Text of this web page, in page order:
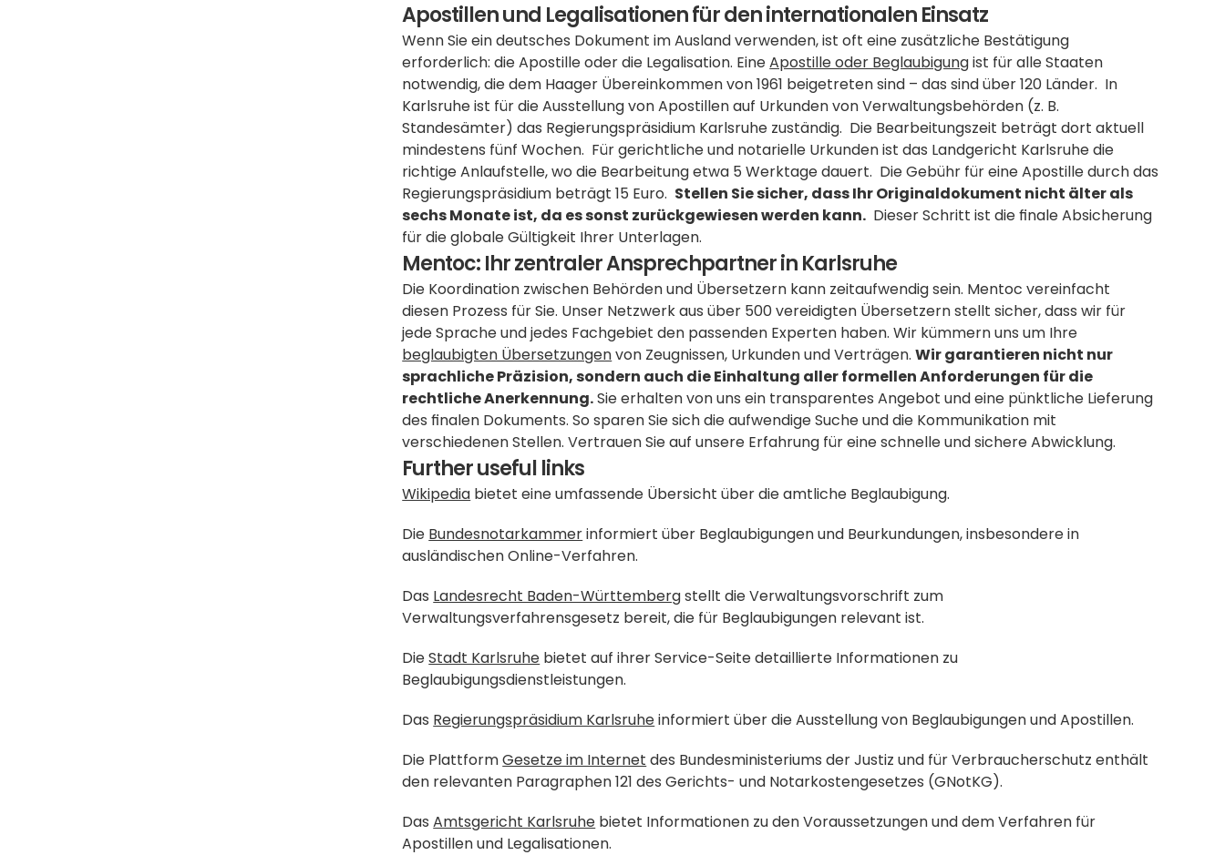
Apostillen und Legalisationen für den internationalen Einsatz
Wenn Sie ein deutsches Dokument im Ausland verwenden, ist oft eine zusätzliche Bestätigung
erforderlich: die Apostille oder die Legalisation. Eine Apostille oder Beglaubigung ist für alle Staaten
notwendig, die dem Haager Übereinkommen von 1961 beigetreten sind – das sind über 120 Länder.  In
Karlsruhe ist für die Ausstellung von Apostillen auf Urkunden von Verwaltungsbehörden (z. B.
Standesämter) das Regierungspräsidium Karlsruhe zuständig.  Die Bearbeitungszeit beträgt dort aktuell
mindestens fünf Wochen.  Für gerichtliche und notarielle Urkunden ist das Landgericht Karlsruhe die
richtige Anlaufstelle, wo die Bearbeitung etwa 5 Werktage dauert.  Die Gebühr für eine Apostille durch das
Regierungspräsidium beträgt 15 Euro. Stellen Sie sicher, dass Ihr Originaldokument nicht älter als
sechs Monate ist, da es sonst zurückgewiesen werden kann.
  Dieser Schritt ist die finale Absicherung
für die globale Gültigkeit Ihrer Unterlagen.
Mentoc: Ihr zentraler Ansprechpartner in Karlsruhe
Die Koordination zwischen Behörden und Übersetzern kann zeitaufwendig sein. Mentoc vereinfacht
diesen Prozess für Sie. Unser Netzwerk aus über 500 vereidigten Übersetzern stellt sicher, dass wir für
beglaubigten Übersetzungen von Zeugnissen, Urkunden und Verträgen. Wir garantieren nicht nur
sprachliche Präzision, sondern auch die Einhaltung aller formellen Anforderungen für die
rechtliche Anerkennung. Sie erhalten von uns ein transparentes Angebot und eine pünktliche Lieferung
des finalen Dokuments. So sparen Sie sich die aufwendige Suche und die Kommunikation mit
verschiedenen Stellen. Vertrauen Sie auf unsere Erfahrung für eine schnelle und sichere Abwicklung.
Further useful links
Wikipedia bietet eine umfassende Übersicht über die amtliche Beglaubigung.
Die Bundesnotarkammer informiert über Beglaubigungen und Beurkundungen, insbesondere in
ausländischen Online-Verfahren.
Das Landesrecht Baden-Württemberg stellt die Verwaltungsvorschrift zum
Verwaltungsverfahrensgesetz bereit, die für Beglaubigungen relevant ist.
Die Stadt Karlsruhe bietet auf ihrer Service-Seite detaillierte Informationen zu
Beglaubigungsdienstleistungen.
Das Regierungspräsidium Karlsruhe informiert über die Ausstellung von Beglaubigungen und Apostillen.
Die Plattform Gesetze im Internet des Bundesministeriums der Justiz und für Verbraucherschutz enthält
den relevanten Paragraphen 121 des Gerichts- und Notarkostengesetzes (GNotKG).
Das Amtsgericht Karlsruhe bietet Informationen zu den Voraussetzungen und dem Verfahren für
Apostillen und Legalisationen.